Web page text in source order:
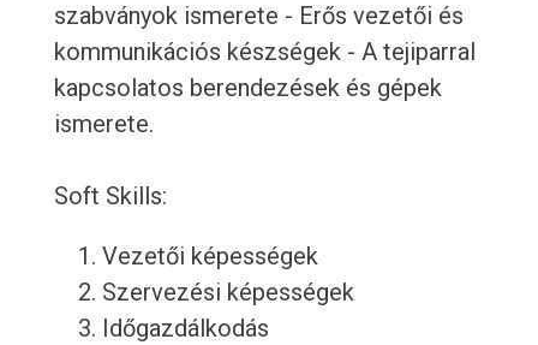
szabványok ismerete - Erős vezetői és
kommunikációs készségek - A tejiparral
kapcsolatos berendezések és gépek
ismerete.
Soft Skills:
Vezetői képességek
Szervezési képességek
Időgazdálkodás